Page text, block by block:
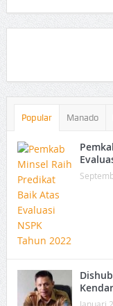
Popular Manado
Januari